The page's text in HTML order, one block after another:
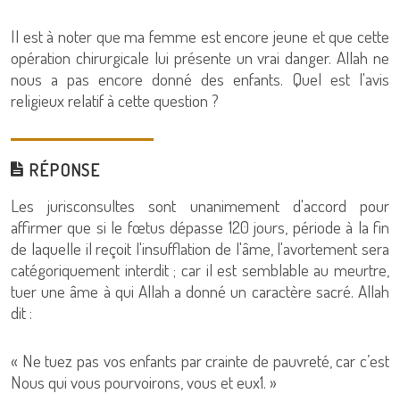
Il est à noter que ma femme est encore jeune et que cette
opération chirurgicale lui présente un vrai danger. Allah ne
nous a pas encore donné des enfants. Quel est l'avis
religieux relatif à cette question ?
RÉPONSE
Les jurisconsultes sont unanimement d'accord pour
affirmer que si le fœtus dépasse 120 jours, période à la fin
de laquelle il reçoit l'insufflation de l'âme, l'avortement sera
catégoriquement interdit ; car il est semblable au meurtre,
tuer une âme à qui Allah a donné un caractère sacré. Allah
dit :
« Ne tuez pas vos enfants par crainte de pauvreté, car c’est
Nous qui vous pourvoirons, vous et eux1. »